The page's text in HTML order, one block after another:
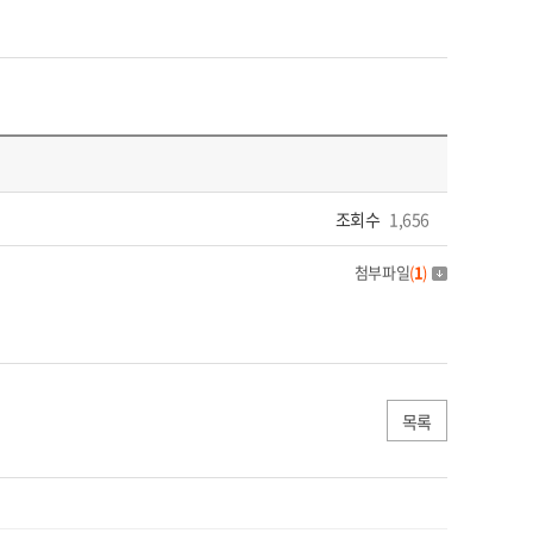
조회수 1,656
첨부파일(1)
목록